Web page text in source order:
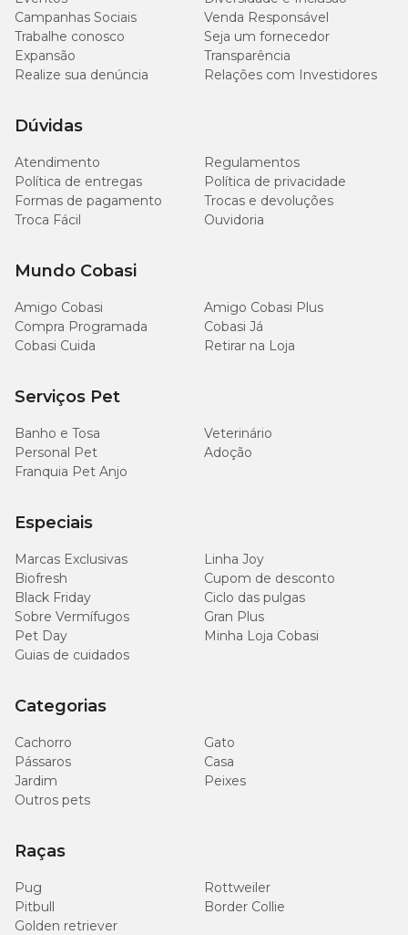
G 40 a 67 cm
Campanhas Sociais
Venda Responsável
Trabalhe conosco
Seja um fornecedor
Expansão
Transparência
Realize sua denúncia
Relações com Investidores
Dúvidas
Atendimento
Regulamentos
Política de entregas
Política de privacidade
Formas de pagamento
Trocas e devoluções
Troca Fácil
Ouvidoria
Mundo Cobasi
Amigo Cobasi
Amigo Cobasi Plus
Compra Programada
Cobasi Já
Cobasi Cuida
Retirar na Loja
Serviços Pet
Banho e Tosa
Veterinário
Personal Pet
Adoção
Franquia Pet Anjo
Especiais
Marcas Exclusivas
Linha Joy
Biofresh
Cupom de desconto
Black Friday
Ciclo das pulgas
Sobre Vermífugos
Gran Plus
Pet Day
Minha Loja Cobasi
Guias de cuidados
Categorias
Cachorro
Gato
Pássaros
Casa
Jardim
Peixes
Outros pets
Raças
Pug
Rottweiler
Pitbull
Border Collie
Golden retriever